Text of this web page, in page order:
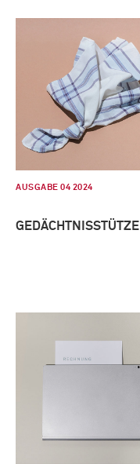
AUSGABE 04 2024
GEDÄCHTNISSTÜTZE